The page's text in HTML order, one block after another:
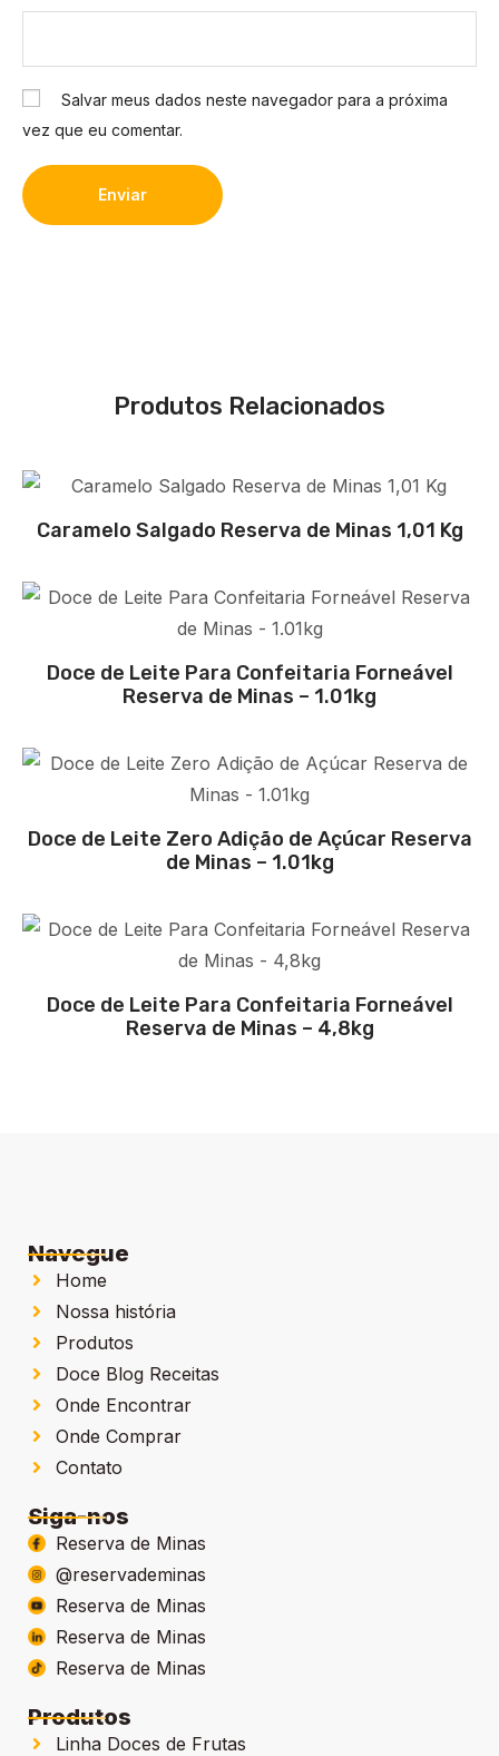
Salvar meus dados neste navegador para a próxima
vez que eu comentar.
Produtos Relacionados
Caramelo Salgado Reserva de Minas 1,01 Kg
Doce de Leite Para Confeitaria Forneável
Reserva de Minas – 1.01kg
Doce de Leite Zero Adição de Açúcar Reserva
de Minas – 1.01kg
Doce de Leite Para Confeitaria Forneável
Reserva de Minas – 4,8kg
Navegue
Home
Nossa história
Produtos
Doce Blog Receitas
Onde Encontrar
Onde Comprar
Contato
Siga-nos
Reserva de Minas
@reservademinas
Reserva de Minas
Reserva de Minas
Reserva de Minas
Produtos
Linha Doces de Frutas